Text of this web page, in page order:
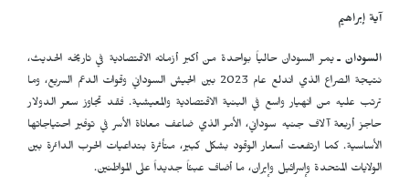
آية إبراهيم
السودان ـيمر السودان حالياً بواحدة من أكبر أزماته الاقتصادية في تاريخه الحديث،
نتيجة الصراع الذي اندلع عام 2023 بين الجيش السوداني وقوات الدعم السريع، وما
ترتب عليه من انهيار واسع في البنية الاقتصادية والمعيشية. فقد تجاوز سعر الدولار
حاجز أربعة آلاف جنيه سوداني، الأمر الذي ضاعف معاناة الأسر في توفير احتياجاتها
الأساسية. كما ارتفعت أسعار الوقود بشكل كبير، متأثرة بتداعيات الحرب الدائرة بين
الولايات المتحدة وإسرائيل وإيران، ما أضاف عبئاً جديداً على المواطنين.